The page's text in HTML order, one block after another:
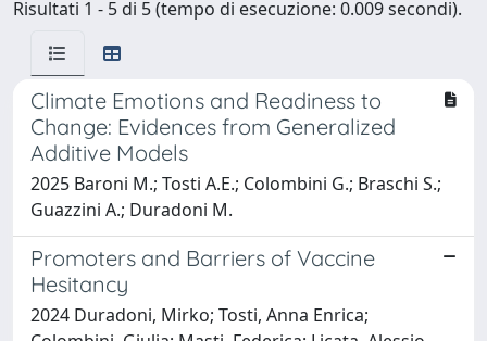
Risultati 1 - 5 di 5 (tempo di esecuzione: 0.009 secondi).
Climate Emotions and Readiness to
Change: Evidences from Generalized
Additive Models
2025 Baroni M.; Tosti A.E.; Colombini G.; Braschi S.;
Guazzini A.; Duradoni M.
Promoters and Barriers of Vaccine
Hesitancy
2024 Duradoni, Mirko; Tosti, Anna Enrica;